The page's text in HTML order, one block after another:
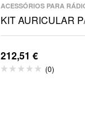
ACESSÓRIOS PARA
KIT AURICULAR
212,51 €
(0)